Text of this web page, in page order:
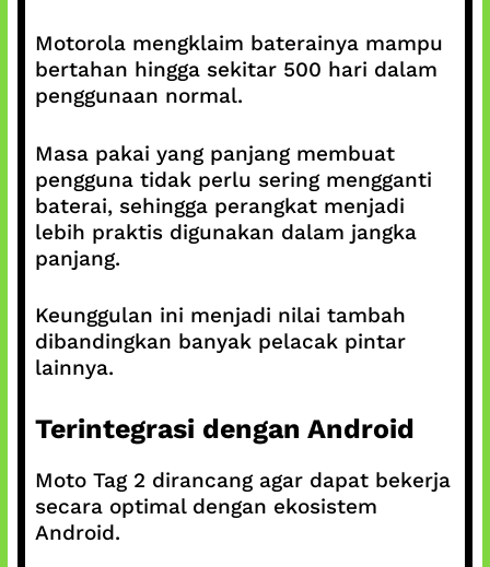
Motorola mengklaim baterainya mampu
bertahan hingga sekitar 500 hari dalam
penggunaan normal.
Masa pakai yang panjang membuat
pengguna tidak perlu sering mengganti
baterai, sehingga perangkat menjadi
lebih praktis digunakan dalam jangka
panjang.
Keunggulan ini menjadi nilai tambah
dibandingkan banyak pelacak pintar
lainnya.
Terintegrasi dengan Android
Moto Tag 2 dirancang agar dapat bekerja
secara optimal dengan ekosistem
Android.